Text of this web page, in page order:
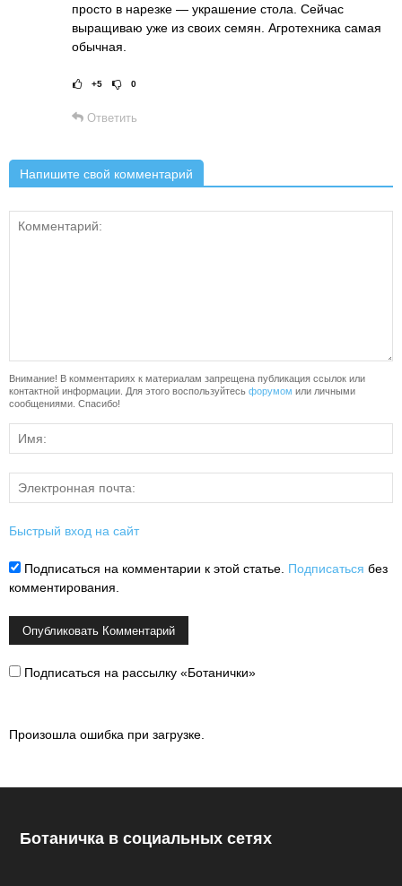
просто в нарезке — украшение стола. Сейчас
выращиваю уже из своих семян. Агротехника самая
обычная.
Рейтинг статьи:
+5 0
Ответить
Напишите свой комментарий
Внимание! В комментариях к материалам запрещена публикация ссылок или
контактной информации. Для этого воспользуйтесь форумом или личными
сообщениями. Спасибо!
Быстрый вход на сайт
Подписаться на комментарии к этой статье. Подписаться без
комментирования.
Подписаться на рассылку «Ботанички»
Произошла ошибка при загрузке.
Ботаничка в социальных сетях